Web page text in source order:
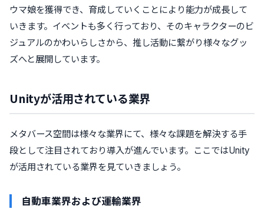
ウマ娘を獲得でき、育成していくことにより能力が成長して
いきます。イベントも多く行っており、そのキャラクターのビ
ジュアルのかわいらしさから、推し活動に繋がり様々なグッ
ズへと展開しています。
Unityが活用されている業界
メタバース空間は様々な業界にて、様々な課題を解決する手
段として注目されており導入が進んでいます。ここではUnity
が活用されている業界を見ていきましょう。
自動車業界および運輸業界